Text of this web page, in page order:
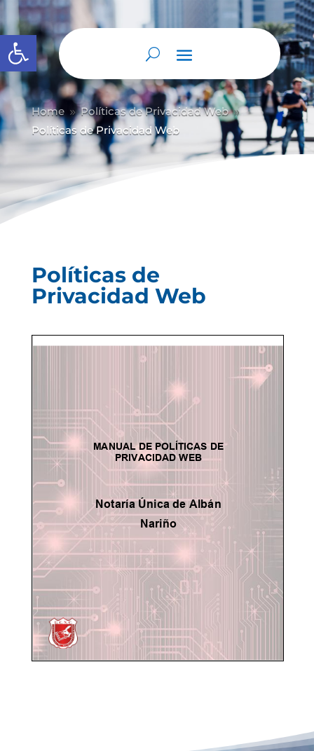
Abrir barra de herramientas
Home 9 Políticas de Privacidad Web 9
Políticas de Privacidad Web
Políticas de
Privacidad Web